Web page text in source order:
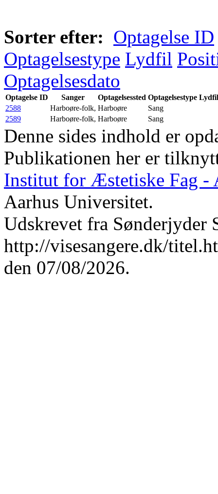
Sorter efter: Optagelse ID
Optagelsestype Lydfil
Optagelsesdato
Optagelse ID Sanger Optagelsessted Optagelsestype Lydfil
2588
Harboøre-folk, Harboøre
Sang
2589
Harboøre-folk, Harboøre Sang
Denne sides indhold er
Publikationen her er
Institut for Æstetiske Fag -
Aarhus Universitet.
Udskrevet fra Sønderjyder
http://visesangere.dk/
den 07/08/2026.